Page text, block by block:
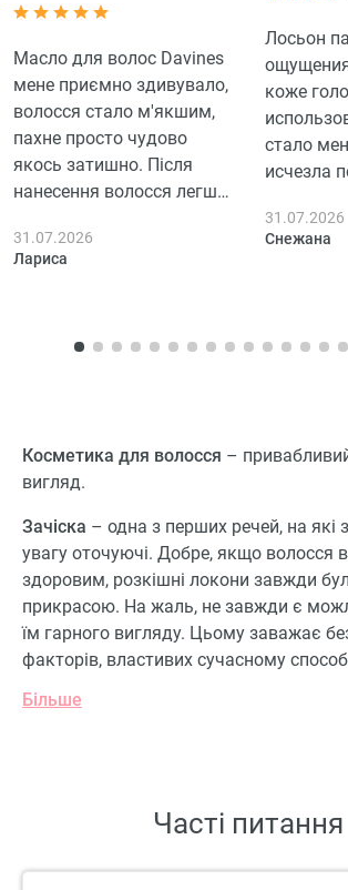
Масло для волос Davines
мене приємно здивувало,
волосся стало м'якшим,
пахне просто чудово
якось затишно. Після
нанесення волосся легше
більш гладке, хоча на
пухнастість особливо не
що волосся виглядає
обважнює.
31.07.2026
Лариса
Лосьон
коже
стало
исчезла
31.07.2026
Снежана
Косметика для волосся –
вигляд.
Зачіска – одна з перших речей, на які
увагу оточуючі. Добре, якщо волосся
здоровим, розкішні локони завжди
прикрасою. На жаль, не завжди є
їм гарного вигляду. Цьому заважає
факторів, властивих сучасному
Більше
Часті питання